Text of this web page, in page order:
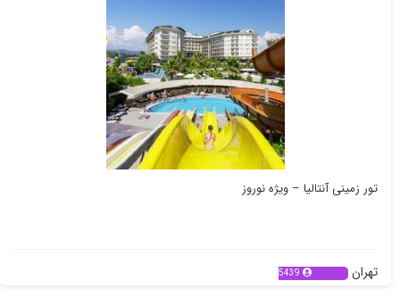
تور زمینی آنتالیا – ویژه نوروز
تهران 5439